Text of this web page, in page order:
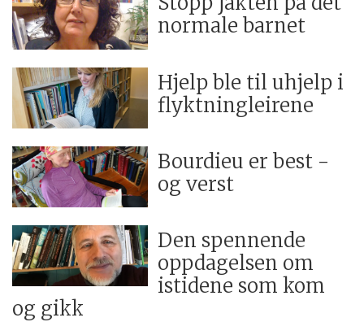
normale barnet
Hjelp ble til uhjelp i
flyktningleirene
Bourdieu er best -
og verst
Den spennende
oppdagelsen om
istidene som kom
og gikk